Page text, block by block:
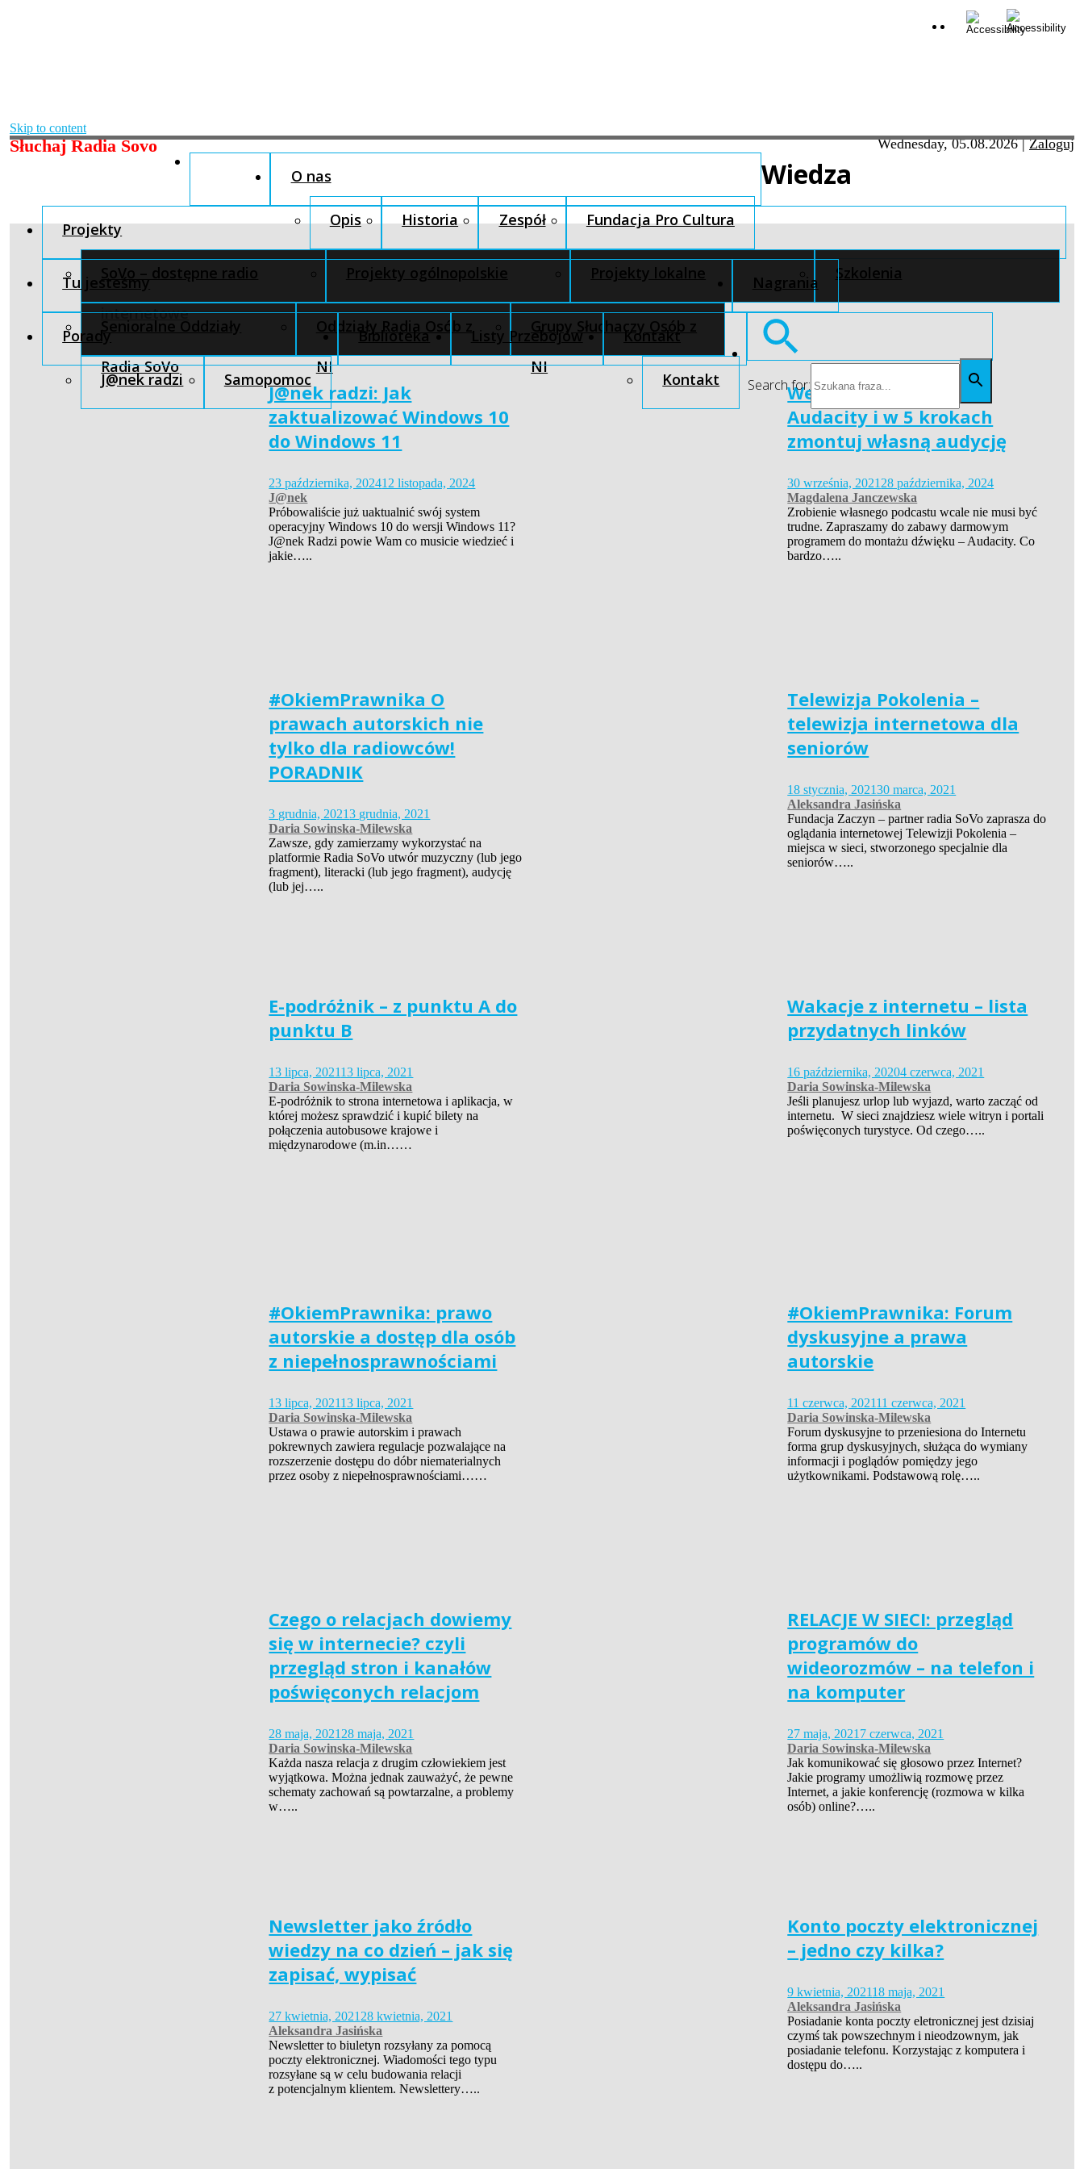
Skip to content
Słuchaj Radia Sovo Wednesday, 05.08.2026|Zaloguj
O nas
Opis Historia Zespół Fundacja Pro Cultura
Projekty
SoVo – dostępne radio
internetowe
Projekty ogólnopolskie Projekty lokalne Szkolenia
Tu jesteśmy
Senioralne Oddziały
Radia SoVo
Oddziały Radia Osób z
NI
Grupy Słuchaczy Osób z
NI
Nagrania
Porady
J@nek radzi Samopomoc
Biblioteka Listy Przebojów Kontakt
Kontakt Search for:
Wiedza
J@nek radzi: Jak
zaktualizować Windows 10
do Windows 11
23 października, 202412 listopada, 2024
J@nek
Próbowaliście już uaktualnić swój system
operacyjny Windows 10 do wersji Windows 11?
J@nek Radzi powie Wam co musicie wiedzieć i
jakie…..
Webinarium – poznaj
Audacity i w 5 krokach
zmontuj własną audycję
30 września, 2021 28 października, 2024
Magdalena Janczewska
Zrobienie własnego podcastu wcale nie musi być
trudne. Zapraszamy do zabawy darmowym
programem do montażu dźwięku – Audacity. Co
bardzo…..
#OkiemPrawnika O
prawach autorskich nie
tylko dla radiowców!
PORADNIK
3 grudnia, 20213 grudnia, 2021
Daria Sowinska-Milewska
Zawsze, gdy zamierzamy wykorzystać na
platformie Radia SoVo utwór muzyczny (lub jego
fragment), literacki (lub jego fragment), audycję
(lub jej…..
Telewizja Pokolenia –
telewizja internetowa dla
seniorów
18 stycznia, 202130 marca, 2021
Aleksandra Jasińska
Fundacja Zaczyn – partner radia SoVo zaprasza do
oglądania internetowej Telewizji Pokolenia –
miejsca w sieci, stworzonego specjalnie dla
seniorów…..
E-podróżnik – z punktu A do
punktu B
13 lipca, 202113 lipca, 2021
Daria Sowinska-Milewska
E-podróżnik to strona internetowa i aplikacja, w
której możesz sprawdzić i kupić bilety na
połączenia autobusowe krajowe i
międzynarodowe (m.in……
Wakacje z internetu – lista
przydatnych linków
16 października, 20204 czerwca, 2021
Daria Sowinska-Milewska
Jeśli planujesz urlop lub wyjazd, warto zacząć od
internetu. W sieci znajdziesz wiele witryn i portali
poświęconych turystyce. Od czego…..
#OkiemPrawnika: prawo
autorskie a dostęp dla osób
z niepełnosprawnościami
13 lipca, 202113 lipca, 2021
Daria Sowinska-Milewska
Ustawa o prawie autorskim i prawach
pokrewnych zawiera regulacje pozwalające na
rozszerzenie dostępu do dóbr niematerialnych
przez osoby z niepełnosprawnościami……
#OkiemPrawnika: Forum
dyskusyjne a prawa
autorskie
11 czerwca, 202111 czerwca, 2021
Daria Sowinska-Milewska
Forum dyskusyjne to przeniesiona do Internetu
forma grup dyskusyjnych, służąca do wymiany
informacji i poglądów pomiędzy jego
użytkownikami. Podstawową rolę…..
Czego o relacjach dowiemy
się w internecie? czyli
przegląd stron i kanałów
poświęconych relacjom
28 maja, 2021 28 maja, 2021
Daria Sowinska-Milewska
Każda nasza relacja z drugim człowiekiem jest
wyjątkowa. Można jednak zauważyć, że pewne
schematy zachowań są powtarzalne, a problemy
w…..
RELACJE W SIECI: przegląd
programów do
wideorozmów – na telefon i
na komputer
27 maja, 2021 7 czerwca, 2021
Daria Sowinska-Milewska
Jak komunikować się głosowo przez Internet?
Jakie programy umożliwią rozmowę przez
Internet, a jakie konferencję (rozmowa w kilka
osób) online?…..
Newsletter jako źródło
wiedzy na co dzień – jak się
zapisać, wypisać
27 kwietnia, 2021 28 kwietnia, 2021
Aleksandra Jasińska
Newsletter to biuletyn rozsyłany za pomocą
poczty elektronicznej. Wiadomości tego typu
rozsyłane są w celu budowania relacji
z potencjalnym klientem. Newslettery…..
Konto poczty elektronicznej
– jedno czy kilka?
9 kwietnia, 202118 maja, 2021
Aleksandra Jasińska
Posiadanie konta poczty eletronicznej jest dzisiaj
czymś tak powszechnym i nieodzownym, jak
posiadanie telefonu. Korzystając z komputera i
dostępu do…..